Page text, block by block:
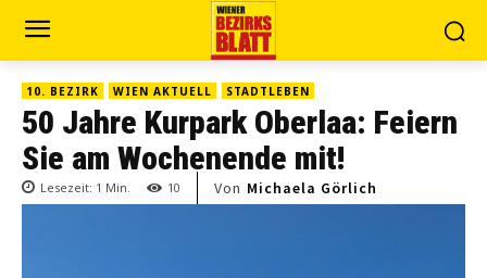
10. BEZIRK WIEN AKTUELL STADTLEBEN
50 Jahre Kurpark Oberlaa: Feiern
Sie am Wochenende mit!
Lesezeit: 1 Min. 10 Von Michaela Görlich